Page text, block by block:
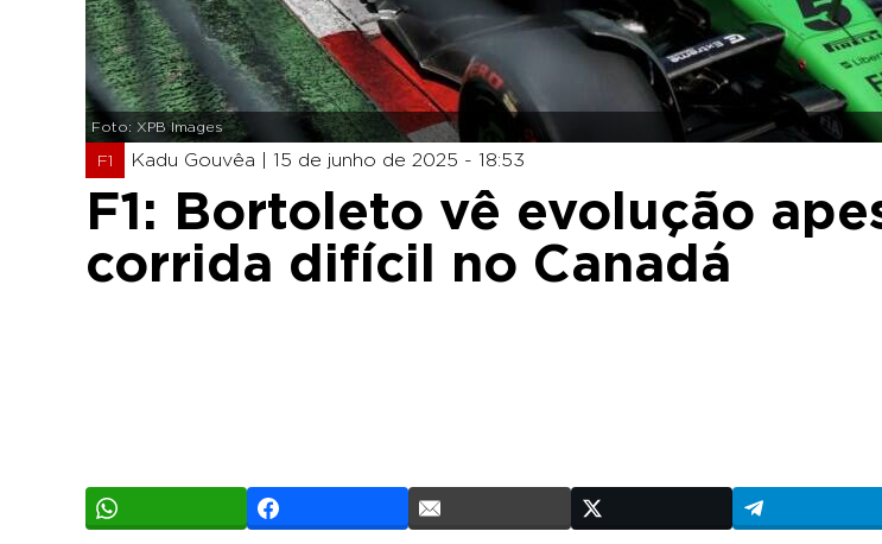
Foto: XPB Images
F1 Kadu Gouvêa | 15 de junho de 2025 - 18:53
F1: Bortoleto vê evolução
corrida difícil no Canadá